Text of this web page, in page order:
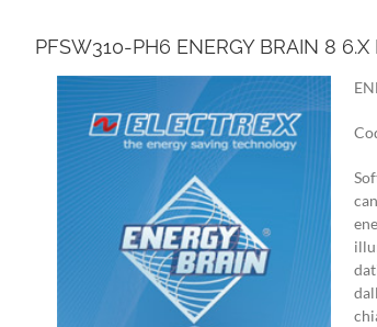
PFSW310-PH6 ENERGY BRAIN 8 6.X